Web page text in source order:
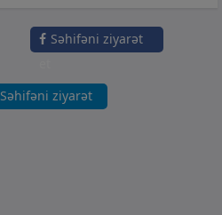
Səhifəni ziyarət
Səhifəni ziyarət